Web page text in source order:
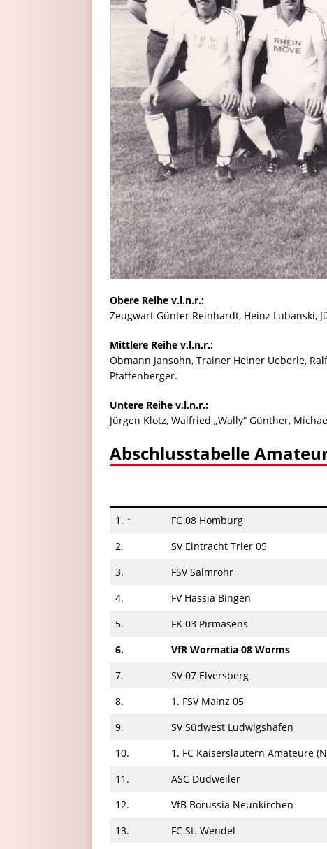
Obere Reihe v.l.n.r.:
Zeugwart Günter Reinhardt, Heinz Lubanski,
Mittlere Reihe v.l.n.r.:
Obmann Jansohn, Trainer Heiner Ueberle,
Pfaffenberger.
Untere Reihe v.l.n.r.:
Jürgen Klotz, Walfried „Wally“ Günther,
Abschlusstabelle
1. ↑ FC 08 Homburg
2.
SV Eintracht Trier 05
3.
FSV Salmrohr
4.
FV Hassia Bingen
5.
FK 03 Pirmasens
6.
VfR Wormatia 08 Worms
7.
SV 07 Elversberg
8.
1. FSV Mainz 05
9.
SV Südwest Ludwigshafen
10.
1. FC Kaiserslautern Amateure
11.
ASC Dudweiler
12.
VfB Borussia Neunkirchen
13.
FC St. Wendel